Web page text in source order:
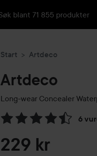
Start Artdeco
Artdeco
Long-wear Concealer
6
Gå til Vurderinger &
229 kr